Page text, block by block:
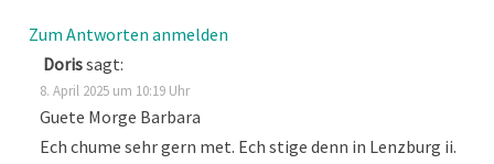
Zum Antworten anmelden
Dorissagt:
8. April 2025 um 10:19 Uhr
Guete Morge Barbara
Ech chume sehr gern met. Ech stige denn in Lenzburg ii.